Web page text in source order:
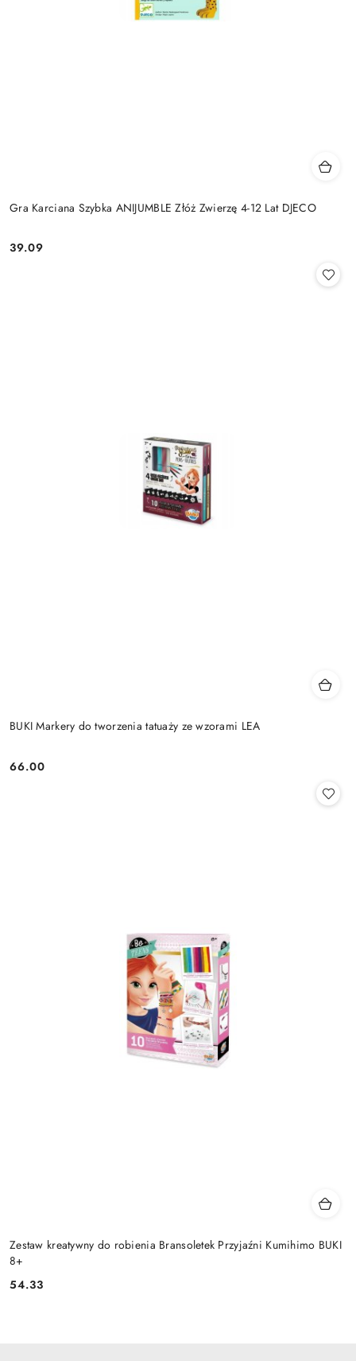
Gra Karciana Szybka ANIJUMBLE Złóż Zwierzę 4-12 Lat DJECO
Cena:
39.09
BUKI Markery do tworzenia tatuaży ze wzorami LEA
Cena:
66.00
Zestaw kreatywny do robienia Bransoletek Przyjaźni Kumihimo BUKI
8+
Cena:
54.33